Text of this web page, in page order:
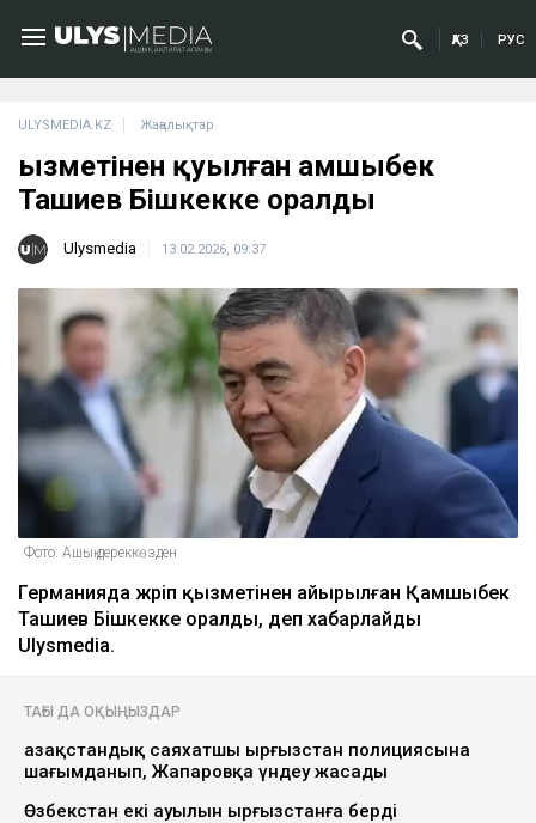
ҚАЗ РУС
ULYSMEDIA.KZ Жаңалықтар
Қызметінен қуылған Қамшыбек
Ташиев Бішкекке оралды
Ulysmedia 13.02.2026, 09:37
Фото: Ашық дереккөзден
Германияда жүріп қызметінен айырылған Қамшыбек
Ташиев Бішкекке оралды, деп хабарлайды
Ulysmedia.
ТАҒЫ ДА ОҚЫҢЫЗДАР
Қазақстандық саяхатшы Қырғызстан полициясына
шағымданып, Жапаровқа үндеу жасады
Өзбекстан екі ауылын Қырғызстанға берді